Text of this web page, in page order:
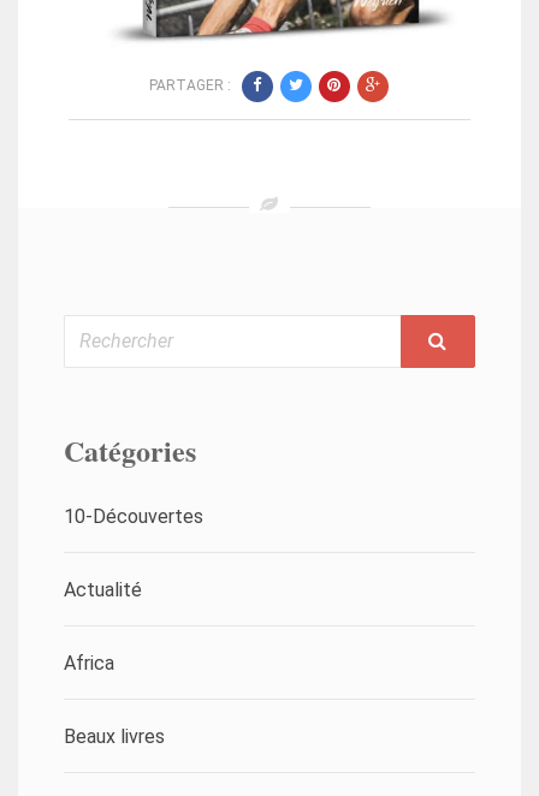
PARTAGER :
Rechercher
Catégories
10-Découvertes
Actualité
Africa
Beaux livres